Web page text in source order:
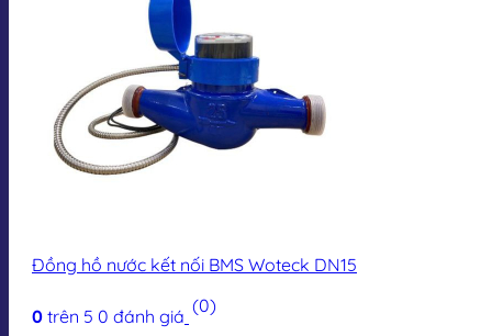
Đồng hồ nước kết nối BMS Woteck DN15
0 trên 5 0 đánh giá (0)